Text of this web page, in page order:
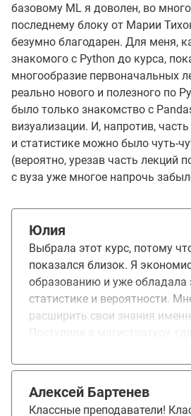
базовому ML я доволен, во
последнему блоку от Марии
безумно благодарен. Для меня,
знакомого с Python до курса,
многообразие первоначальных
реально нового и полезного по
было только знакомство с
визуализации. И, напротив,
и статистике можно было чуть-
(вероятно, урезав часть лекций
с вуза уже многое напрочь
Юлия
Выбрала этот курс, потому
показался близок. Я
образованию и уже обладала
статистике и вероятности.
расширить свои знания
преподавателю за помощью
преподает на этом курсе, но
Professional и посоветовал
Алексей Бартенев
Классные преподаватели!